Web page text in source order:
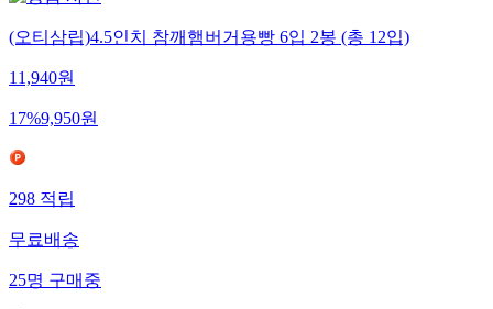
(오티삼립)4.5인치 참깨햄버거용빵 6입 2봉 (총 12입)
11,940원
17%9,950원
298 적립
무료배송
25명 구매중